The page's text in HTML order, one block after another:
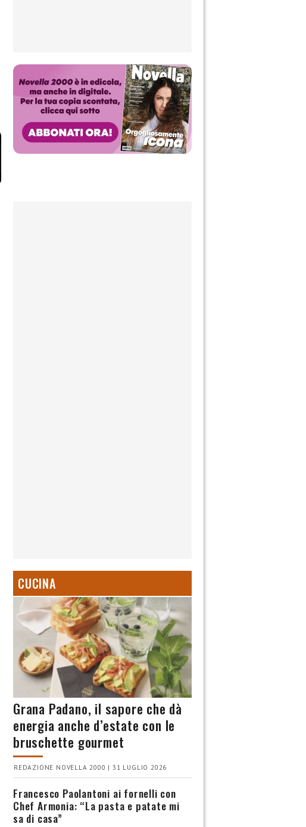
CUCINA
Grana Padano, il sapore che dà
energia anche d’estate con le
bruschette gourmet
REDAZIONE NOVELLA 2000 | 31 LUGLIO 2026
Francesco Paolantoni ai fornelli con
Chef Armonia: “La pasta e patate mi
sa di casa”